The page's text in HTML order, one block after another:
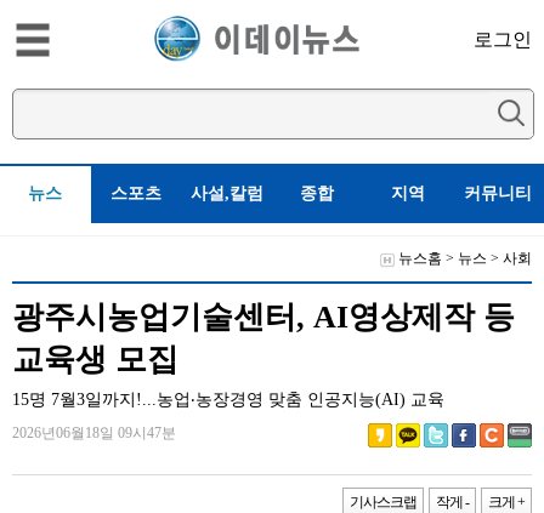
로그인
뉴스 스포츠 사설,칼럼 종합 지역 커뮤니티
뉴스홈 > 뉴스 > 사회
광주시농업기술센터, AI영상제작 등
교육생 모집
15명 7월3일까지!...농업‧농장경영 맞춤 인공지능(AI) 교육
2026년06월18일 09시47분
기사스크랩 작게 - 크게 +